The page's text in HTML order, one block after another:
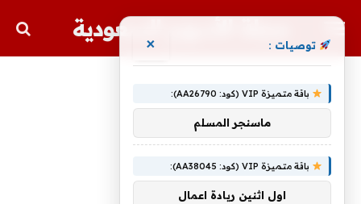
مجلة الأسهم السعودية
توصيات : ×
باقة متميزة VIP (كود: AA26790):
ماسنجر المسلم
باقة متميزة VIP (كود: AA38045):
اول اثنين ريادة اعمال